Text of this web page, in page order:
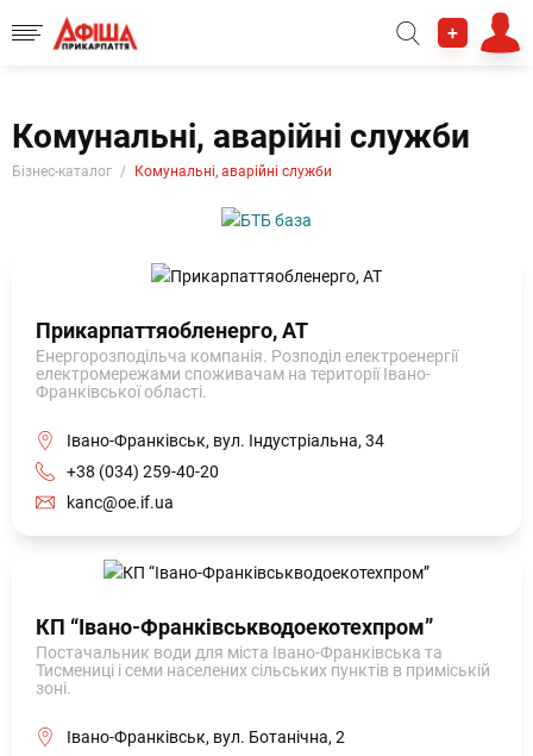
+
Комунальні, аварійні служби
Бізнес-каталог Комунальні, аварійні служби
Прикарпаттяобленерго, АТ
Енергорозподільча компанія. Розподіл електроенергії
електромережами споживачам на території Івано-
Франківської області.
Івано-Франківськ, вул. Індустріальна, 34
+38 (034) 259-40-20
kanc@oe.if.ua
КП “Івано-Франківськводоекотехпром”
Постачальник води для міста Івано-Франківська та
Тисмениці i семи населених сільських пунктів в примiськiй
зонi.
Івано-Франківськ, вул. Ботанічна, 2